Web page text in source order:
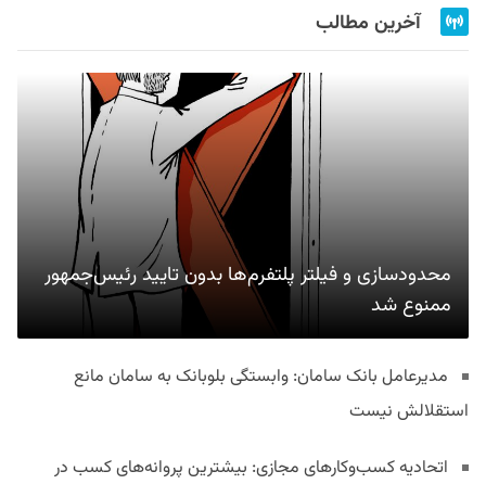
آخرین مطالب
محدودسازی و فیلتر پلتفرم‌ها بدون تایید رئیس‌جمهور
ممنوع شد
مدیرعامل بانک سامان: وابستگی بلوبانک به سامان مانع
استقلالش نیست
اتحادیه کسب‌وکارهای مجازی: بیشترین پروانه‌های کسب در